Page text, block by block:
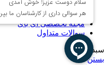
همکاری با فروشگاه eBuy
تماس با ما
مجله تخصصی ای‌ بای
سوالات متداول
سبد خرید
بستن